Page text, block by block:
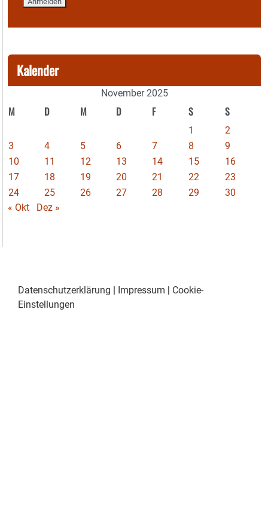
Kalender
November 2025
M D M D F S S
1
2
3
4 5 6 7 8
9
10
11 12 13 14 15
16
17
18 19 20 21 22
23
24
25 26 27 28 29
30
« Okt
Dez »
Datenschutzerklärung | Impressum | Cookie-
Einstellungen